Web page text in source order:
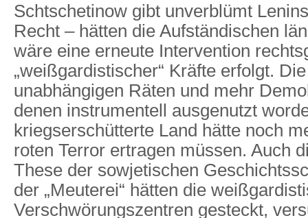
Schtschetinow gibt unverblümt
Recht – hätten die Aufständischen
wäre eine erneute Intervention
„weißgardistischer“ Kräfte erfolgt.
unabhängigen Räten und mehr
denen instrumentell ausgenutzt
kriegserschütterte Land hätte noch
roten Terror ertragen müssen. Auch
These der sowjetischen
der „Meuterei“ hätten die
Verschwörungszentren gesteckt,